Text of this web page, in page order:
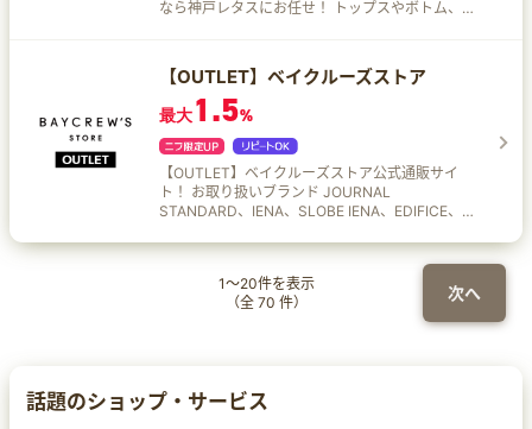
なら神戸レタスにお任せ！ トップスやボトム、ワ
【OUTLET】ベイクルーズストア
最大1.5%
【OUTLET】ベイクルーズストア公式通販サイ
ト！ お取り扱いブランド JOURNAL
STANDARD、IENA、SLOBE IENA、EDIFICE、
DEUXIEME CLASSE、L'Appartement、Plage な
1～20件を表示
（全 70 件） 次へ
話題のショップ・サービス